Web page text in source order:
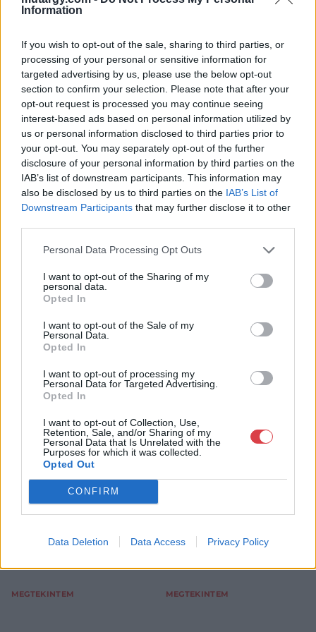
Information
If you wish to opt-out of the sale, sharing to third parties, or
processing of your personal or sensitive information for
targeted advertising by us, please use the below opt-out
section to confirm your selection. Please note that after your
opt-out request is processed you may continue seeing
interest-based ads based on personal information utilized by
us or personal information disclosed to third parties prior to
your opt-out. You may separately opt-out of the further
disclosure of your personal information by third parties on the
IAB’s list of downstream participants. This information may
also be disclosed by us to third parties on the IAB’s List of
Downstream Participants that may further disclose it to other
Personal Data Processing Opt Outs
I want to opt-out of the Sharing of my
personal data.
Opted In
I want to opt-out of the Sale of my
Personal Data.
Opted In
I want to opt-out of processing my
Personal Data for Targeted Advertising.
Opted In
I want to opt-out of Collection, Use,
Retention, Sale, and/or Sharing of my
Personal Data that Is Unrelated with the
Purposes for which it was collected.
Opted Out
CONFIRM
Data Deletion Data Access Privacy Policy
(1984): Realista portré
vászon, olaj, jbo, keretben,
50 x 50
Kikiáltási ár:36 000Ft
Aukció:
276.aukció - festmény,
grafika, műtárgy
Aukció időpontja: 2023-12-20
18:00
MEGTEKINTEM
papír, színes szita jjl., 40 x 39
Kikiáltási ár:12 000Ft
Aukció:
276.aukció - festmény,
grafika, műtárgy
Aukció időpontja: 2023-12-20
18:00
MEGTEKINTEM
FESTMÉNY, GRAFIKA
13. tétel:
Ismeretlen alkotó:
karton, olaj, keretben, 50 x
Kikiáltási ár:18 000Ft
276.aukció - festmény,
Aukció időpontja: 2023-12-20
MEGTEKINTEM
FESTMÉNY, GRAFIKA
14. tétel:
Nagymaros, strandolók
papír, akvarell, keretben, 30
Kikiáltási ár:10 000Ft
276.aukció - festmény,
Aukció időpontja: 2023-12-20
MEGTEKINTEM